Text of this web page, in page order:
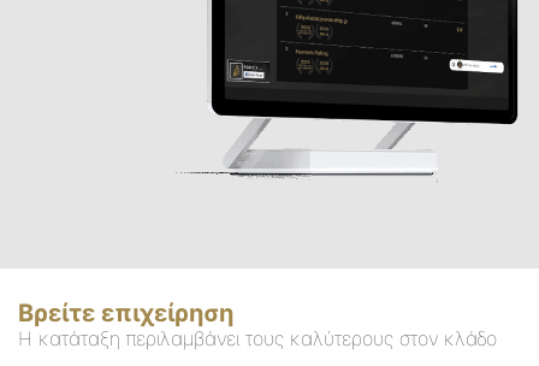
Βρείτε επιχείρηση
Η κατάταξη περιλαμβάνει τους καλύτερους στον κλάδο